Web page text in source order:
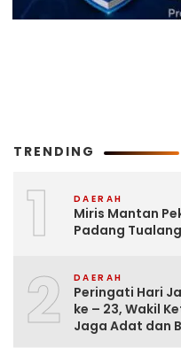
TRENDING
1 DAERAH
Miris Mantan
Padang
2 DAERAH
Peringati Hari
ke – 23, Wakil
Jaga Adat dan